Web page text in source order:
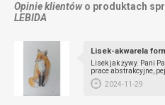
Opinie klientów o produktach
LEBIDA
Lisek-akwarela
Lisek jak żywy. Pani
prace abstrakcyjne,
2024-11-29